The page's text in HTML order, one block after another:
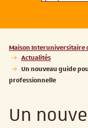
Vous êtes ici :
Maison Interuniversitaire
Actualités
Un nouveau guide
professionnelle
Un